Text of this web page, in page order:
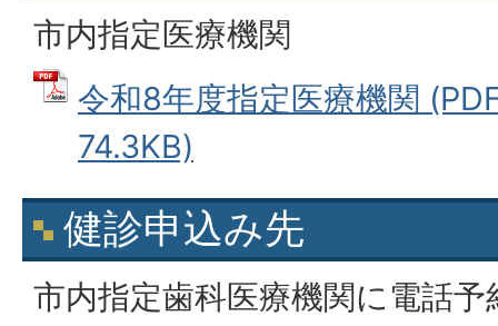
市内指定医療機関
令和8年度指定医療機関
74.3KB)
健診申込み先
市内指定歯科医療機関に電話予